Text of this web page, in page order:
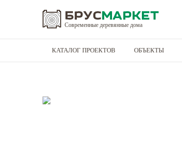
Современные деревянные дома
КАТАЛОГ ПРОЕКТОВ ОБЪЕКТЫ